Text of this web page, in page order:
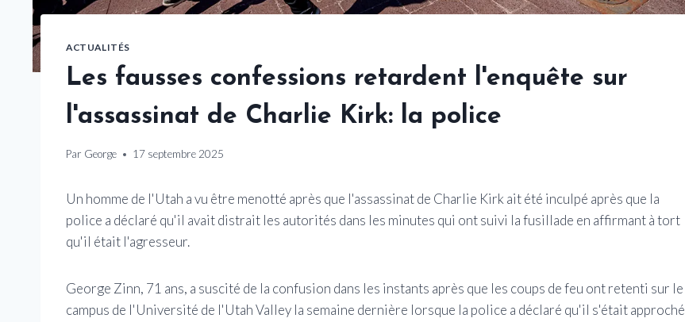
ACTUALITÉS
Les fausses confessions retardent l'enquête sur
l'assassinat de Charlie Kirk: la police
Par George 17 septembre 2025
Un homme de l'Utah a vu être menotté après que l'assassinat de Charlie Kirk ait été inculpé après que la
police a déclaré qu'il avait distrait les autorités dans les minutes qui ont suivi la fusillade en affirmant à tort
qu'il était l'agresseur.
George Zinn, 71 ans, a suscité de la confusion dans les instants après que les coups de feu ont retenti sur le
campus de l'Université de l'Utah Valley la semaine dernière lorsque la police a déclaré qu'il s'était approché